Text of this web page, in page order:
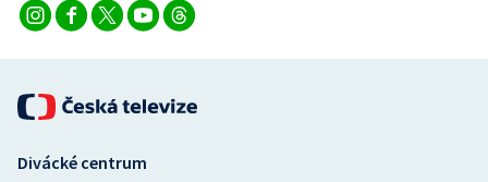
Volejbal
Divácké centrum